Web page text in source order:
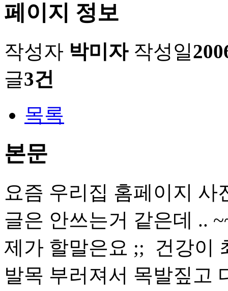
페이지 정보
작성자 박미자 작성일
글3건
목록
본문
요즘 우리집 홈페이지 사
글은 안쓰는거 같은데 ..
제가 할말은요 ;; 건강이
발목 부러져서 목발짚고